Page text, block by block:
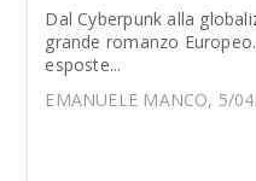
Dal Cyberpunk alla
grande romanzo
esposte...
EMANUELE MANCO, 5/